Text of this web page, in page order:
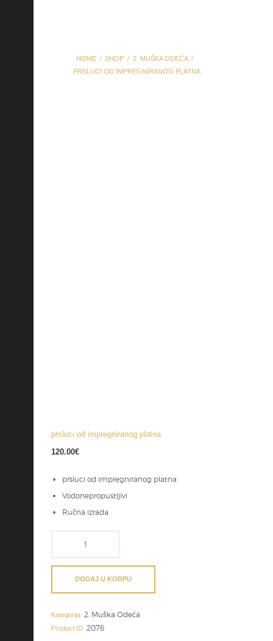
HOME SHOP
2. MUŠKA ODEĆA
PRSLUCI OD IMPREGNIRANOG PLATNA
prsluci od impregniranog platna
120.00€
prsluci od impregniranog platna
Vodonepropustljivi
Ručna izrada
impregniranog
DODAJ U KORPU
Kategorija: 2. Muška Odeća
Product ID: 2076